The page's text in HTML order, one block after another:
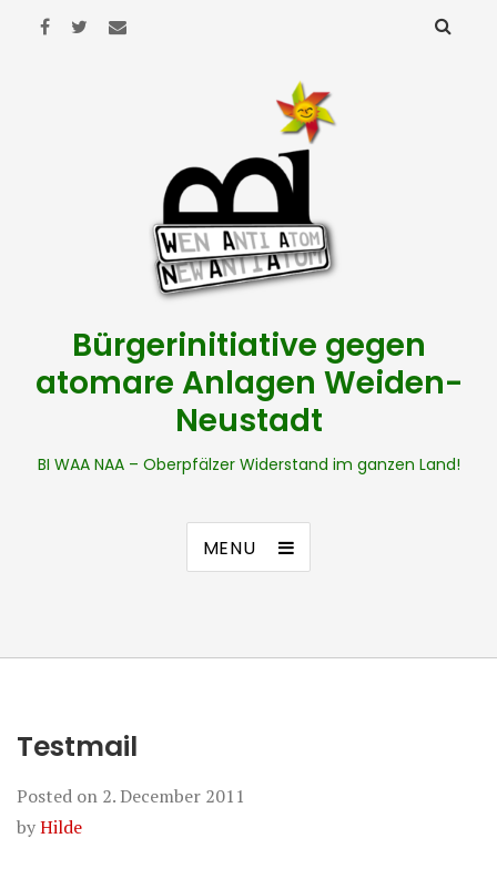
Bürgerinitiative gegen
atomare Anlagen Weiden-
Neustadt
BI WAA NAA – Oberpfälzer Widerstand im ganzen Land!
MENU
Testmail
Posted on 2. December 2011
byHilde